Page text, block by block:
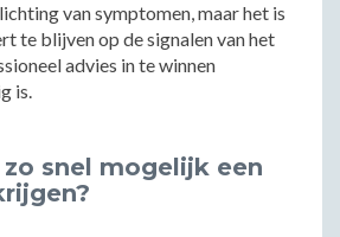
van symptomen, maar het is
te blijven op de signalen van het
advies in te winnen
is.
snel mogelijk een